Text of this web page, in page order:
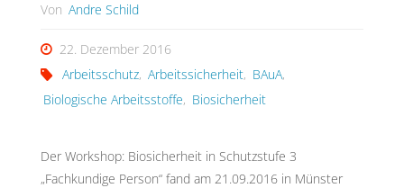
Von Andre Schild
22. Dezember 2016
Arbeitsschutz, Arbeitssicherheit, BAuA,
Biologische Arbeitsstoffe, Biosicherheit
Der Workshop: Biosicherheit in Schutzstufe 3
„Fachkundige Person“ fand am 21.09.2016 in Münster